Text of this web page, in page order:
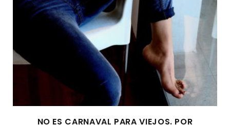
NO ES CARNAVAL PARA VIEJOS. POR